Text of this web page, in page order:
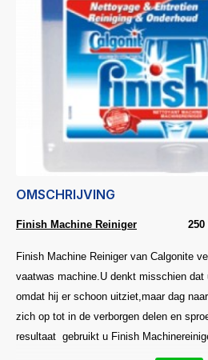
OMSCHRIJVING
Finish Machine Reiniger 250
Finish Machine Reiniger van Calgonite
vaatwas machine.U denkt misschien
omdat hij er schoon uitziet,maar dag
zich op tot in de verborgen delen en
resultaat gebruikt u Finish